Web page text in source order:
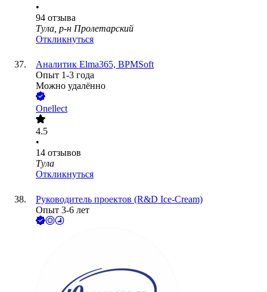
•
94 отзыва
Тула, р-н Пролетарский
Откликнуться
Аналитик Elma365, BPMSoft
Опыт 1-3 года
Можно удалённо
Onellect
4.5
•
14 отзывов
Тула
Откликнуться
Руководитель проектов (R&D Ice-Cream)
Опыт 3-6 лет